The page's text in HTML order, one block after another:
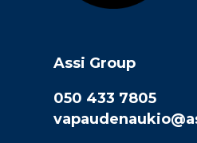
Assi Group
050 433 7805